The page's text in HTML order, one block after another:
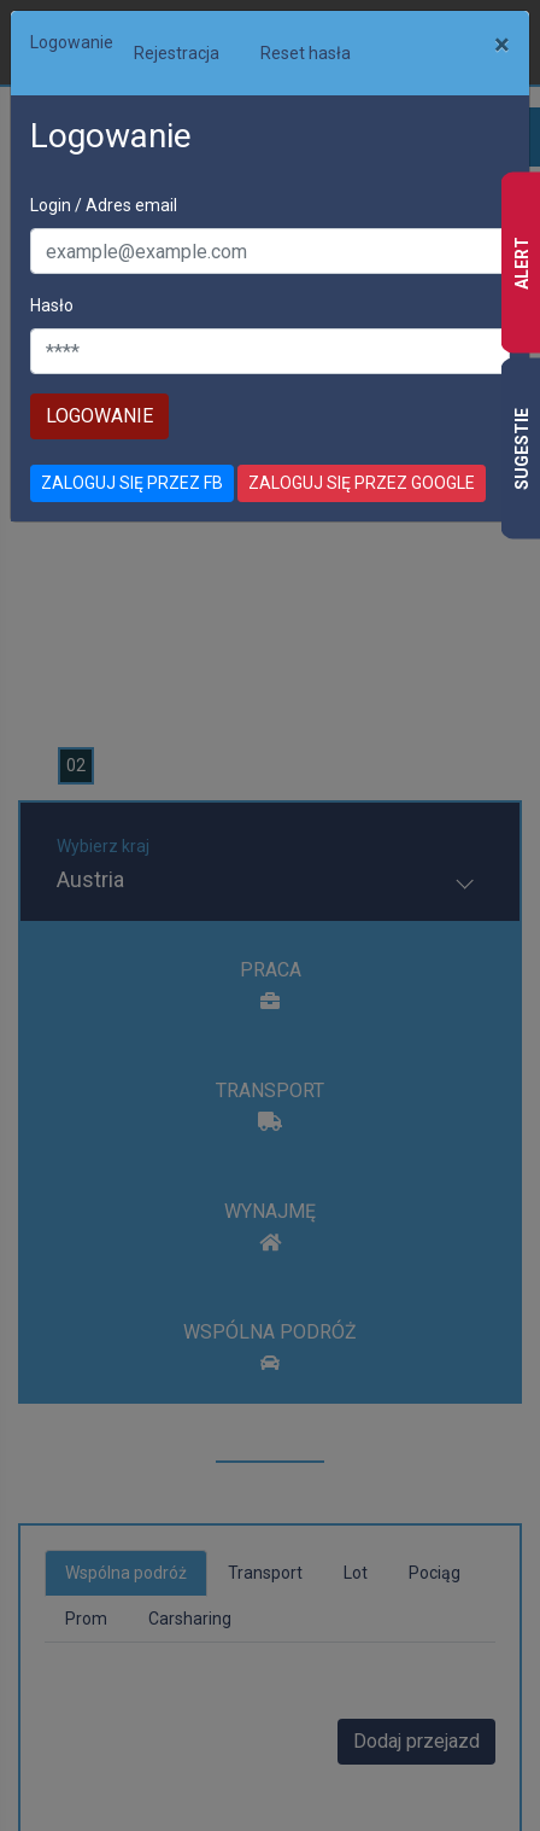
02
Wybierz kraj
Austria
PRACA
TRANSPORT
WYNAJMĘ
WSPÓLNA PODRÓŻ
Wspólna podróż Transport Lot Pociąg
Prom Carsharing
Dodaj przejazd
Logowanie
Rejestracja Reset hasła ×
Logowanie
Login / Adres email
Hasło
ZALOGUJ SIĘ PRZEZ FB ZALOGUJ SIĘ PRZEZ GOOGLE
ALERT
SUGESTIE